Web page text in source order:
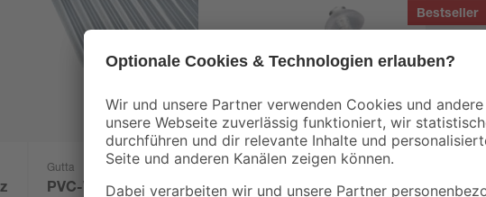
Gutta
PVC-Wellplatte 'Sinus
Gutta
Abstandhalter 'Sinus
Bestseller
Latte